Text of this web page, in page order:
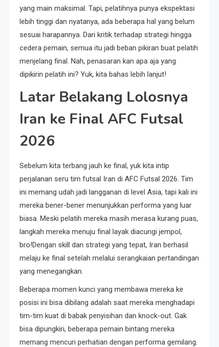
yang main maksimal. Tapi, pelatihnya punya ekspektasi
lebih tinggi dan nyatanya, ada beberapa hal yang belum
sesuai harapannya. Dari kritik terhadap strategi hingga
cedera pemain, semua itu jadi beban pikiran buat pelatih
menjelang final. Nah, penasaran kan apa aja yang
dipikirin pelatih ini? Yuk, kita bahas lebih lanjut!
Latar Belakang Lolosnya
Iran ke Final AFC Futsal
2026
Sebelum kita terbang jauh ke final, yuk kita intip
perjalanan seru tim futsal Iran di AFC Futsal 2026. Tim
ini memang udah jadi langganan di level Asia, tapi kali ini
mereka bener-bener menunjukkan performa yang luar
biasa. Meski pelatih mereka masih merasa kurang puas,
langkah mereka menuju final layak diacungi jempol,
bro!Dengan skill dan strategi yang tepat, Iran berhasil
melaju ke final setelah melalui serangkaian pertandingan
yang menegangkan.
Beberapa momen kunci yang membawa mereka ke
posisi ini bisa dibilang adalah saat mereka menghadapi
tim-tim kuat di babak penyisihan dan knock-out. Gak
bisa dipungkiri, beberapa pemain bintang mereka
memang mencuri perhatian dengan performa gemilang.